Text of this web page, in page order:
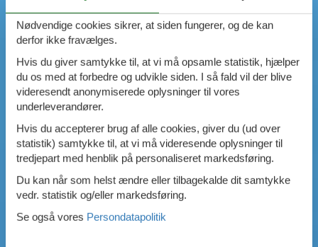
Nødvendige cookies sikrer, at siden fungerer, og de kan
derfor ikke fravælges.
Hvis du giver samtykke til, at vi må opsamle statistik, hjælper
du os med at forbedre og udvikle siden. I så fald vil der blive
videresendt anonymiserede oplysninger til vores
underleverandører.
Hvis du accepterer brug af alle cookies, giver du (ud over
statistik) samtykke til, at vi må videresende oplysninger til
tredjepart med henblik på personaliseret markedsføring.
Du kan når som helst ændre eller tilbagekalde dit samtykke
vedr. statistik og/eller markedsføring.
Se også vores Persondatapolitik